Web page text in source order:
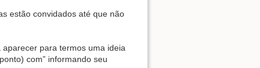
estão convidados até que não
para termos uma ideia
com” informando seu